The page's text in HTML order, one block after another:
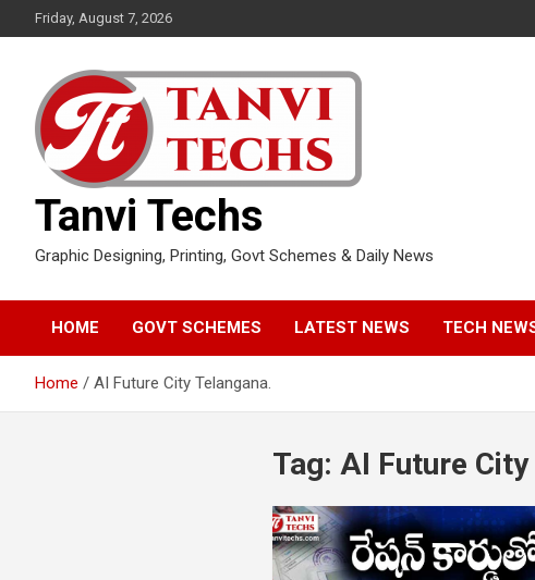
to
Friday, August 7, 2026
Tanvi Techs
Graphic Designing, Printing, Govt Schemes & Daily News
HOME GOVT SCHEMES LATEST NEWS TECH
Home AI Future City Telangana.
Tag:AI Future City